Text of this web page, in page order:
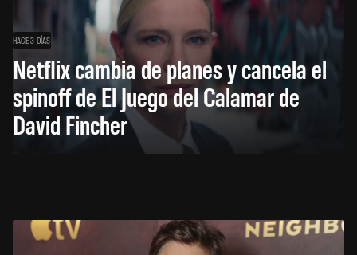
HACE 3 DÍAS
Netflix cambia de planes y cancela el
spinoff de El Juego del Calamar de
David Fincher